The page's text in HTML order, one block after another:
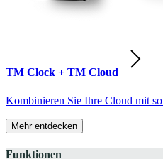
TM Clock + TM Cloud
Kombinieren Sie Ihre Cloud mit
Mehr entdecken
Funktionen